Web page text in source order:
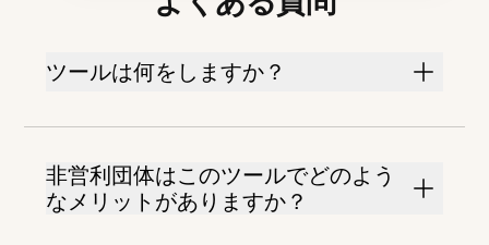
ツールは何をしますか？
非営利団体はこのツールでどのよう
なメリットがありますか？